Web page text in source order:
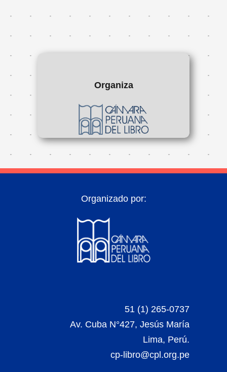
Organiza
Organizado por:
51 (1) 265-0737
Av. Cuba N°427, Jesús María
Lima, Perú.
cp-libro@cpl.org.pe